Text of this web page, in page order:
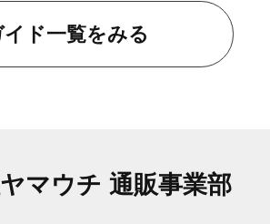
イド一覧をみる
マウチ 通販事業部